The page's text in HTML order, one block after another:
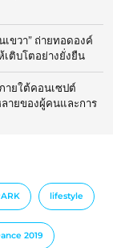
ขวา” ถ่ายทอดองค์
เติบโตอย่างยั่งยืน
ายใต้คอนเซปต์
ายของผู้คนและการ
lifestyle
2019